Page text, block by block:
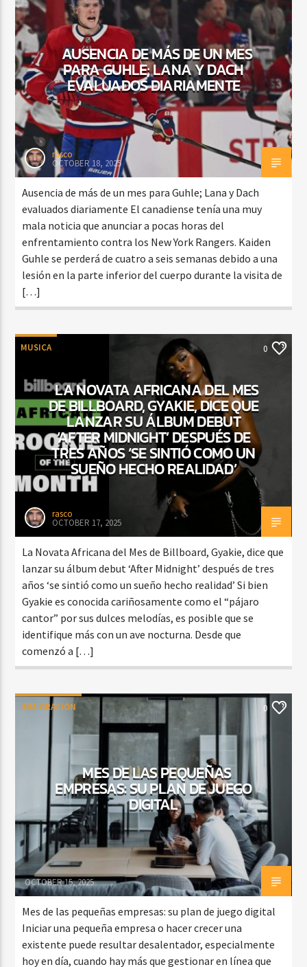
CURRENT SHOW
FIESTA DJ MIX
9:00 PM 12:00 AM
Beone Radio
AUSENCIA DE MÁS DE UN MES
PARA GUHLE; LANA Y DACH
EVALUADOS DIARIAMENTE
rasco
OCTOBER 18, 2025
Ausencia de más de un mes para Guhle; Lana y Dach
evaluados diariamente El canadiense tenía una muy
mala noticia que anunciar a pocas horas del
enfrentamiento contra los New York Rangers. Kaiden
Guhle se perderá de cuatro a seis semanas debido a una
lesión en la parte inferior del cuerpo durante la visita de
[…]
MUSICA 0
LA NOVATA AFRICANA DEL MES
DE BILLBOARD, GYAKIE, DICE QUE
LANZAR SU ÁLBUM DEBUT
‘AFTER MIDNIGHT’ DESPUÉS DE
TRES AÑOS ‘SE SINTIÓ COMO UN
SUEÑO HECHO REALIDAD’
rasco
OCTOBER 17, 2025
La Novata Africana del Mes de Billboard, Gyakie, dice que
lanzar su álbum debut ‘After Midnight’ después de tres
años ‘se sintió como un sueño hecho realidad’ Si bien
Gyakie es conocida cariñosamente como el “pájaro
cantor” por sus dulces melodías, es posible que se
identifique más con un ave nocturna. Desde que
comenzó a […]
INMIGRACIÓN 0
MES DE LAS PEQUEÑAS
EMPRESAS: SU PLAN DE JUEGO
DIGITAL
OCTOBER 15, 2025
Mes de las pequeñas empresas: su plan de juego digital
Iniciar una pequeña empresa o hacer crecer una
existente puede resultar desalentador, especialmente
hoy en día, cuando hay más que gestionar en línea que